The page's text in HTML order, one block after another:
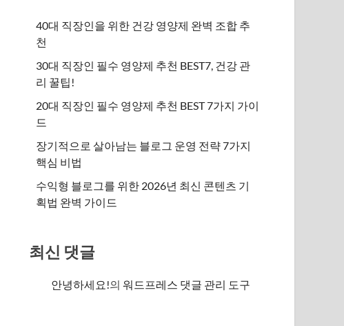
40대 직장인을 위한 건강 영양제 완벽 조합 추
천
30대 직장인 필수 영양제 추천 BEST7, 건강 관
리 꿀팁!
20대 직장인 필수 영양제 추천 BEST 7가지 가이
드
장기적으로 살아남는 블로그 운영 전략 7가지
핵심 비법
수익형 블로그를 위한 2026년 최신 콘텐츠 기
획법 완벽 가이드
최신 댓글
안녕하세요!의워드프레스 댓글 관리 도구